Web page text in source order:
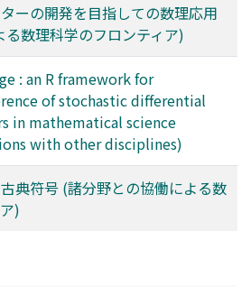
ーの開発を目指しての数理応用
数理科学のフロンティア)
: an R framework for
of stochastic differential
in mathematical science
with other disciplines)
典符号 (諸分野との協働による数
)